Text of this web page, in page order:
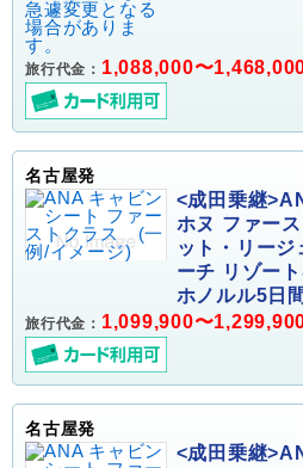
旅行代金： 1,088,000〜
名古屋発
<成田乗継
ホヌ ファー
ット・リー
ーチ リゾー
ホノルル5日間
旅行代金： 1,099,900〜
名古屋発
<成田乗継